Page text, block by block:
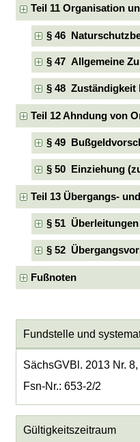
Teil 11 Organisation
§ 46
§ 47 Allgemeine
§ 48 Zuständigkeit
Teil 12 Ahndung von
§ 49
§ 50 Einziehung
Teil 13 Übergangs-
§ 51
§ 52
Fußnoten
Fundstelle und
SächsGVBl. 2013 Nr. 8,
Fsn-Nr.: 653-2/2
Gültigkeitszeitraum